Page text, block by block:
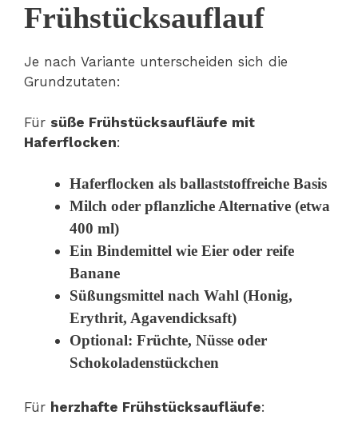
Frühstücksauflauf
Je nach Variante unterscheiden sich die
Grundzutaten:
Für süße Frühstücksaufläufe mit
Haferflocken:
Haferflocken als ballaststoffreiche Basis
Milch oder pflanzliche Alternative (etwa
400 ml)
Ein Bindemittel wie Eier oder reife
Banane
Süßungsmittel nach Wahl (Honig,
Erythrit, Agavendicksaft)
Optional: Früchte, Nüsse oder
Schokoladenstückchen
Für herzhafte Frühstücksaufläufe: